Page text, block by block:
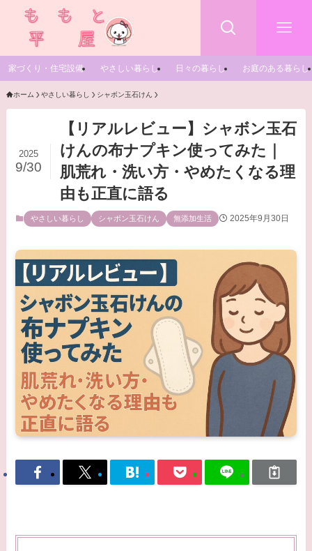
家づくり・住宅設備 やさしい暮らし 日々の暮らし お庭のある暮らし
ホーム やさしい暮らし シャボン玉石けん
【リアルレビュー】シャボン玉石
けんの布ナプキン使ってみた｜
肌荒れ・洗い方・やめたくなる理
由も正直に語る
2025
9/30
やさしい暮らし シャボン玉石けん 無添加生活 2025年9月30日